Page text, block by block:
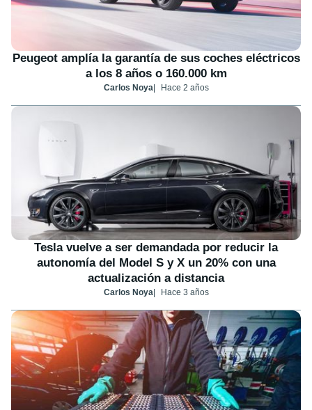
Peugeot amplía la garantía de sus coches eléctricos
a los 8 años o 160.000 km
Carlos Noya Hace 2 años
Tesla vuelve a ser demandada por reducir la
autonomía del Model S y X un 20% con una
actualización a distancia
Carlos Noya Hace 3 años